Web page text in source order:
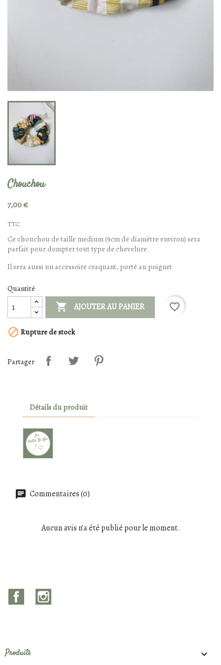
Chouchou
7,00 €
TTC
Ce chouchou de taille medium (9cm de diamètre environ) sera
parfait pour dompter tout type de chevelure.
Il sera aussi un accessoire craquant, porté au poignet
Quantité
 AJOUTER AU PANIER favorite_border
 Rupture de stock
Partager
Détails du produit
Commentaires (0)
Aucun avis n'a été publié pour le moment.
Facebook
Produits 